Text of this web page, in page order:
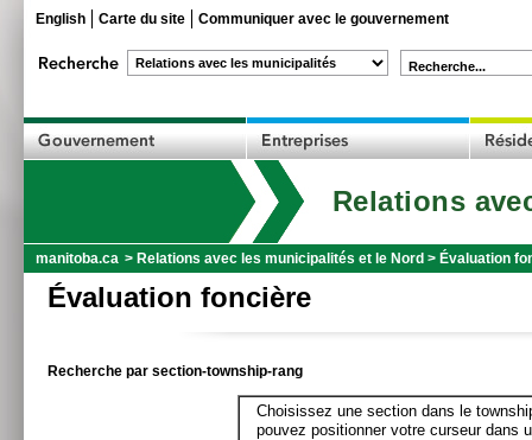
English Carte du site Communiquer avec le gouvernement
Recherche...
Relations
manitoba.ca > Relations avec les municipalités et le Nord > Évaluation
Évaluation foncière
Recherche par section-township-rang
Choisissez une section dans le
pouvez positionner votre curseur dans